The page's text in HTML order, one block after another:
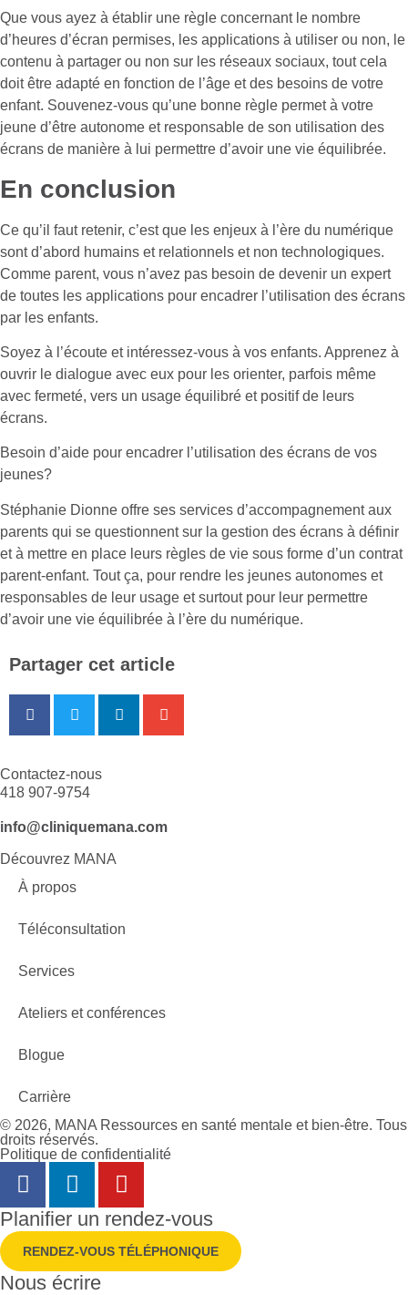
Que vous ayez à établir une règle concernant le nombre
d’heures d’écran permises, les applications à utiliser ou non, le
contenu à partager ou non sur les réseaux sociaux, tout cela
doit être adapté en fonction de l’âge et des besoins de votre
enfant. Souvenez-vous qu’une bonne règle permet à votre
jeune d’être autonome et responsable de son utilisation des
écrans de manière à lui permettre d’avoir une vie équilibrée.
En conclusion
Ce qu’il faut retenir, c’est que les enjeux à l’ère du numérique
sont d’abord humains et relationnels et non technologiques.
Comme parent, vous n’avez pas besoin de devenir un expert
de toutes les applications pour encadrer l’utilisation des écrans
par les enfants.
Soyez à l’écoute et intéressez-vous à vos enfants. Apprenez à
ouvrir le dialogue avec eux pour les orienter, parfois même
avec fermeté, vers un usage équilibré et positif de leurs
écrans.
Besoin d’aide pour encadrer l’utilisation des écrans de vos
jeunes?
Stéphanie Dionne offre ses services d’accompagnement aux
parents qui se questionnent sur la gestion des écrans à définir
et à mettre en place leurs règles de vie sous forme d’un contrat
parent-enfant. Tout ça, pour rendre les jeunes autonomes et
responsables de leur usage et surtout pour leur permettre
d’avoir une vie équilibrée à l’ère du numérique.
Partager cet article
Contactez-nous
418 907-9754
info@cliniquemana.com
Découvrez MANA
À propos
Téléconsultation
Services
Ateliers et conférences
Blogue
Carrière
© 2026, MANA Ressources en santé mentale et bien-être. Tous
droits réservés.
Politique de confidentialité
Planifier un rendez-vous
RENDEZ-VOUS TÉLÉPHONIQUE
Nous écrire